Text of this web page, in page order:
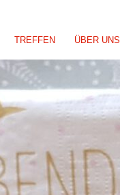
TREFFEN ÜBER UNS